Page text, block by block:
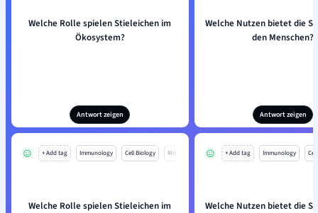
Welche Rolle spielen Stieleichen im
Ökosystem?
Antwort zeigen
Welche Nutzen bietet die
den Menschen?
Antwort zeigen
+ Add tag Immunology Cell Biology Mo
Welche Rolle spielen Stieleichen im
+ Add tag Immunology
Welche Nutzen bietet die